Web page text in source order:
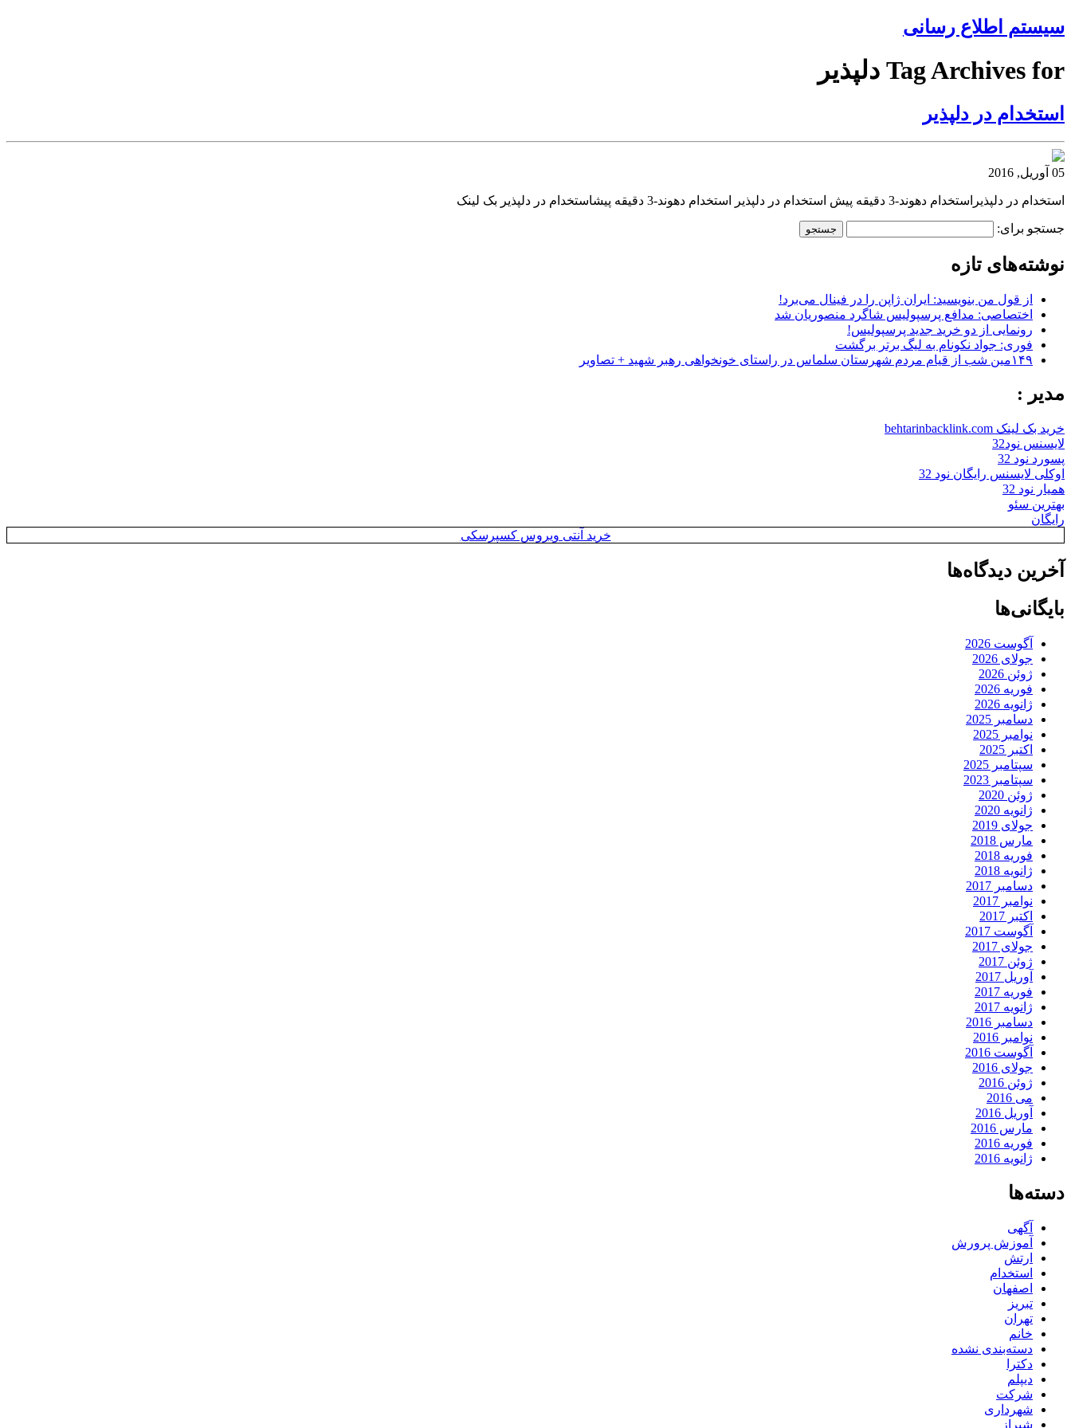
سیستم اطلاع رسانی
Tag Archives for دلپذیر
استخدام در دلپذیر
05 آوریل, 2016
استخدام در دلپذیراستخدام دهوند-3 دقیقه پیش استخدام در دلپذیر استخدام دهوند-3 دقیقه پیشاستخدام در دلپذیر بک لینک
جستجو برای:
نوشته‌های تازه
از قول من بنویسید: ایران ژاپن را در فینال می‌برد!
اختصاصی: مدافع پرسپولیس شاگرد منصوریان شد
رونمایی از دو خرید جدید پرسپولیس!
فوری: جواد نکونام به لیگ برتر برگشت
۱۴۹مین شب از قیام مردم شهرستان سلماس در راستای خونخواهی رهبر شهید + تصاویر
مدیر :
خرید بک لینک behtarinbacklink.com
لایسنس نود32
پسورد نود 32
اوکلی لایسنس رایگان نود 32
همیار نود 32
بهترین سئو
رایگان
خرید آنتی ویروس کسپرسکی
آخرین دیدگاه‌ها
بایگانی‌ها
آگوست 2026
جولای 2026
ژوئن 2026
فوریه 2026
ژانویه 2026
دسامبر 2025
نوامبر 2025
اکتبر 2025
سپتامبر 2025
سپتامبر 2023
ژوئن 2020
ژانویه 2020
جولای 2019
مارس 2018
فوریه 2018
ژانویه 2018
دسامبر 2017
نوامبر 2017
اکتبر 2017
آگوست 2017
جولای 2017
ژوئن 2017
آوریل 2017
فوریه 2017
ژانویه 2017
دسامبر 2016
نوامبر 2016
آگوست 2016
جولای 2016
ژوئن 2016
می 2016
آوریل 2016
مارس 2016
فوریه 2016
ژانویه 2016
دسته‌ها
آگهی
آموزش پرورش
ارتش
استخدام
اصفهان
تبریز
تهران
خانم
دسته‌بندی نشده
دکترا
دیپلم
شرکت
شهرداری
شیراز